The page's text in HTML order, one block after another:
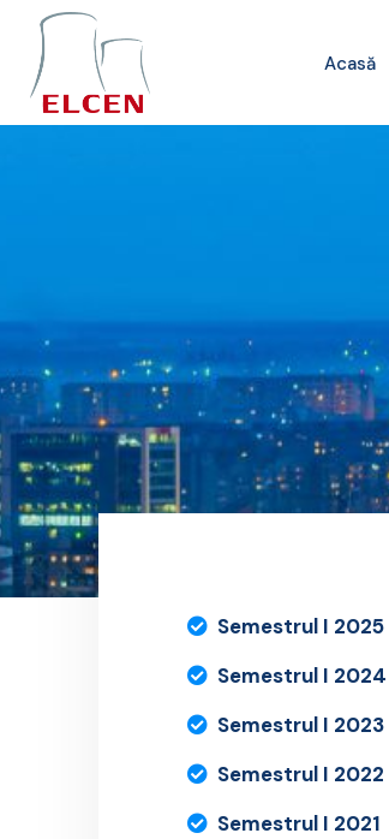
Acasă
Semestrul I 2025
Semestrul I 2024
Semestrul I 2023
Semestrul I 2022
Semestrul I 2021